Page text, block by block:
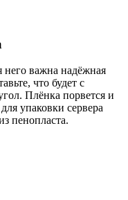
него важна надёжная
что будет с
Плёнка порвется и
упаковки сервера
пенопласта.